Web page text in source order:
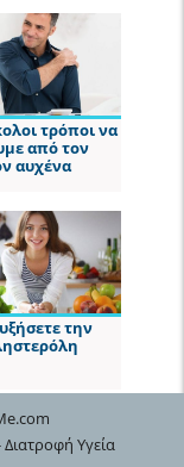
τρόποι να
από τον
αυχένα
την
Υγεία